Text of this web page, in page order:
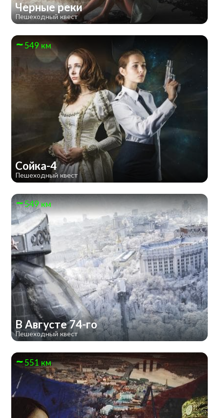
Черные реки
Пешеходный квест
549 км
Сойка-4
Пешеходный квест
549 км
В Августе 74-го
Пешеходный квест
551 км